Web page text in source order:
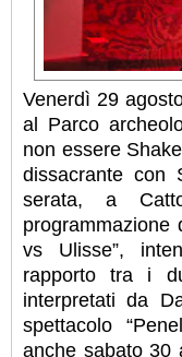
Venerdì 29
al Parco
non essere
dissacrante con
serata, a
programmazione
vs Ulisse”,
rapporto tra i
interpretati da
spettacolo
anche sabato 30